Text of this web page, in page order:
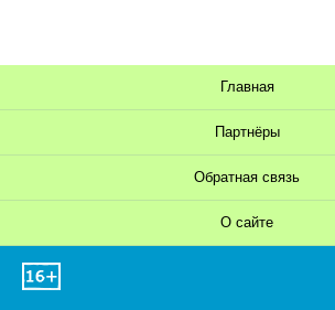
Главная
Партнёры
Обратная связь
О сайте